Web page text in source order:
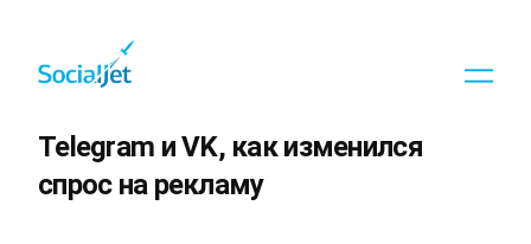
Telegram и VK, как изменился
спрос на рекламу